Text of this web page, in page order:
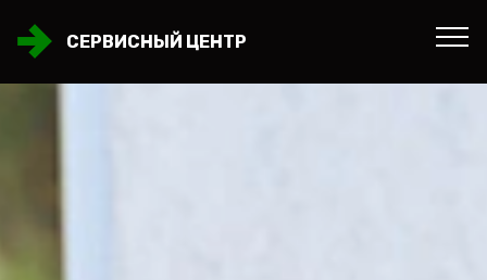
СЕРВИСНЫЙ ЦЕНТР